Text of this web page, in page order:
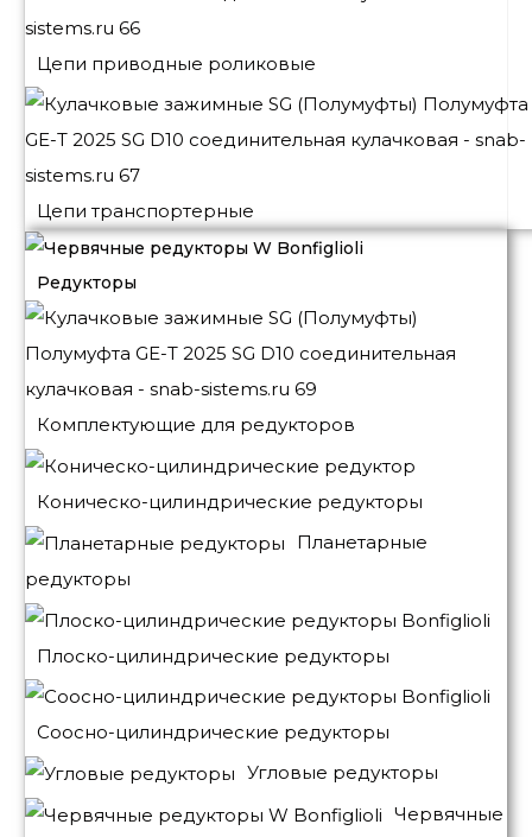
Цепи приводные роликовые
Цепи транспортерные
Редукторы
Комплектующие для редукторов
Коническо-цилиндрические редукторы
Планетарные
редукторы
Плоско-цилиндрические редукторы
Соосно-цилиндрические редукторы
Угловые редукторы
Червячные